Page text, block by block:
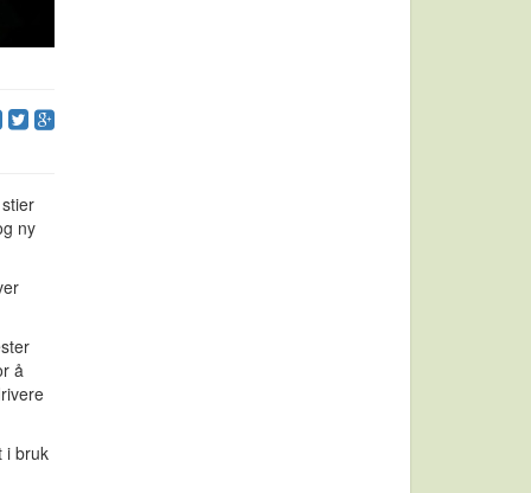
ny
å
i bruk